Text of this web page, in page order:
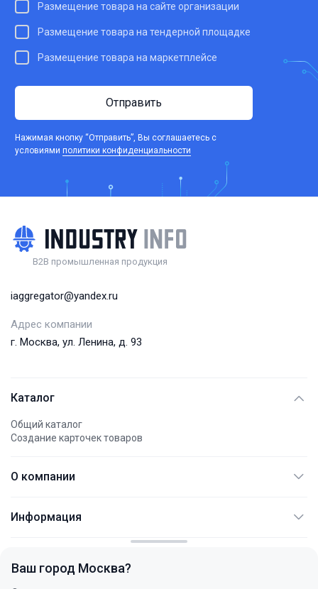
Размещение товара на сайте организации
Размещение товара на тендерной площадке
Размещение товара на маркетплейсе
Отправить
Нажимая кнопку “Отправить”, Вы соглашаетесь c
условиями политики конфиденциальности
B2B промышленная продукция
iaggregator@yandex.ru
Адрес компании
г. Москва, ул. Ленина, д. 93
Каталог
Общий каталог
Создание карточек товаров
О компании
Международные платежи
Информация
Не являет публичной офертой
Услуги
+7 (495) 744 77 54
Ваш город Москва?